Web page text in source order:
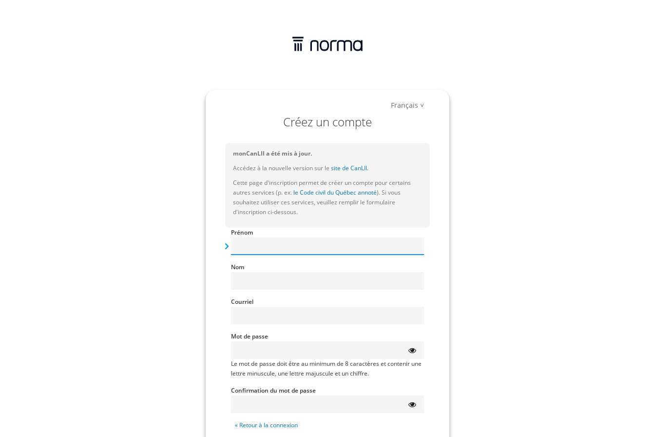
Français
Créez un compte
monCanLII a été mis à jour.
Accédez à la nouvelle version sur le site de CanLII.
Cette page d'inscription permet de créer un compte pour certains
autres services (p. ex. le Code civil du Québec annoté). Si vous
souhaitez utiliser ces services, veuillez remplir le formulaire
d'inscription ci-dessous.
Prénom
Nom
Courriel
Mot de passe
Le mot de passe doit être au minimum de 8 caractères et contenir une
lettre minuscule, une lettre majuscule et un chiffre.
Confirmation du mot de passe
« Retour à la connexion